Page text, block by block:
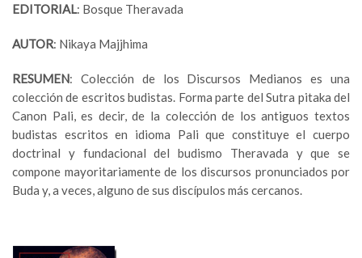
EDITORIAL: Bosque Theravada
AUTOR: Nikaya Majjhima
RESUMEN: Colección de los Discursos Medianos es una
colección de escritos budistas. Forma parte del Sutra pitaka del
Canon Pali, es decir, de la colección de los antiguos textos
budistas escritos en idioma Pali que constituye el cuerpo
doctrinal y fundacional del budismo Theravada y que se
compone mayoritariamente de los discursos pronunciados por
Buda y, a veces, alguno de sus discípulos más cercanos.